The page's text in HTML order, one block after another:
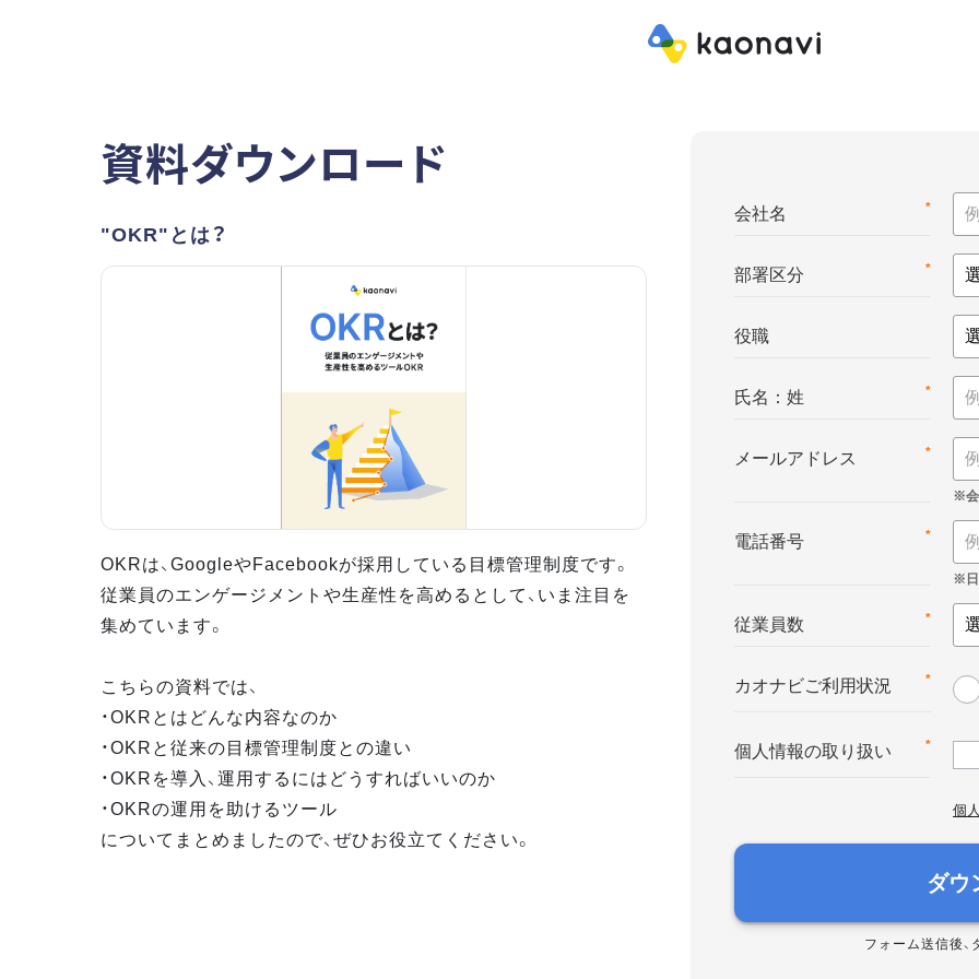
資料ダウンロード
"OKR"とは？
OKRは、GoogleやFacebookが採用している目標管理制度です。
従業員のエンゲージメントや生産性を高めるとして、いま注目を
集めています。
こちらの資料では、
・OKRとはどんな内容なのか
・OKRと従来の目標管理制度との違い
・OKRを導入、運用するにはどうすればいいのか
・OKRの運用を助けるツール
についてまとめましたので、ぜひお役立てください。
*
会社名
*
部署区分
役職
*
氏名：姓
*
メールアドレス
*
電話番号
*
従業員数
*
カオナビご利用状況
*
個人情報の取り扱い
個
ダウ
フォーム送信後